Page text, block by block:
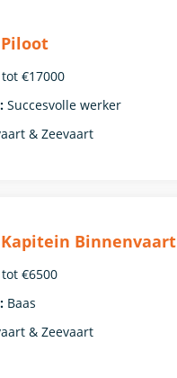
€17000
Succesvolle werker
& Zeevaart
Binnenvaart
€6500
Baas
& Zeevaart